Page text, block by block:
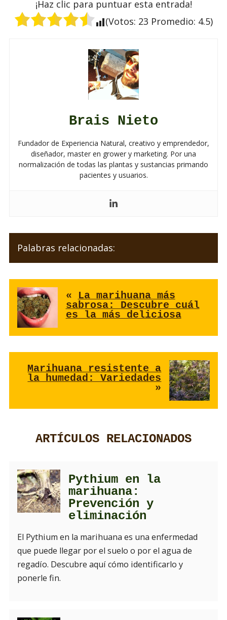
¡Haz clic para puntuar esta entrada!
(Votos: 23 Promedio: 4.5)
Brais Nieto
Fundador de Experiencia Natural, creativo y emprendedor,
diseñador, master en grower y marketing. Por una
normalización de todas las plantas y sustancias primando
pacientes y usuarios.
Palabras relacionadas:
«
La marihuana más
sabrosa: Descubre cuál
es la más deliciosa
Marihuana resistente a
la humedad: Variedades
»
ARTÍCULOS RELACIONADOS
Pythium en la
marihuana:
Prevención y
eliminación
El Pythium en la marihuana es una enfermedad
que puede llegar por el suelo o por el agua de
regadío. Descubre aquí cómo identificarlo y
ponerle fin.